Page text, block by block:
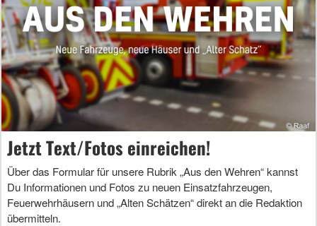
Jetzt Text/Fotos einreichen!
Über das Formular für unsere Rubrik „Aus den Wehren“ kannst
Du Informationen und Fotos zu neuen Einsatzfahrzeugen,
Feuerwehrhäusern und „Alten Schätzen“ direkt an die Redaktion
übermitteln.